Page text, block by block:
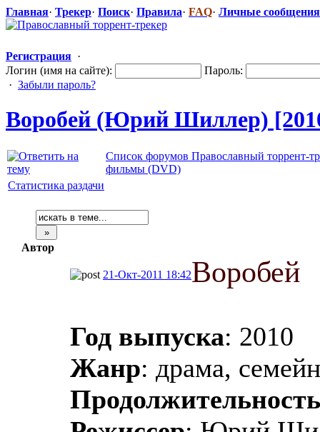
Главная· Трекер· Поиск· Правила· FAQ· Личные сообщения
Регистрация ·
Логин (имя на сайте):
Пароль:
· Забыли пароль?
Воробей (Юрий Шиллер)
Список форумов Православный торрент-
фильмы (DVD)
Статистика раздачи
Автор
21-Окт-2011 18:42Воробей
Год выпуска: 2010
Жанр: драма,
Продолжительность